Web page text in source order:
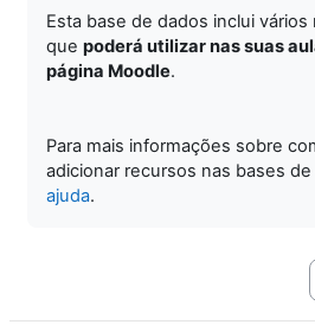
Esta base de dados inclui
que poderá utilizar nas suas
página Moodle.
Para mais informações sobre
adicionar recursos nas bases
ajuda.